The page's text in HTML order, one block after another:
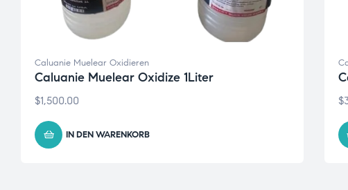
Caluanie Muelear Oxidieren
Caluanie Muelear Oxidize 1Liter
$1,500.00
IN DEN WARENKORB
$